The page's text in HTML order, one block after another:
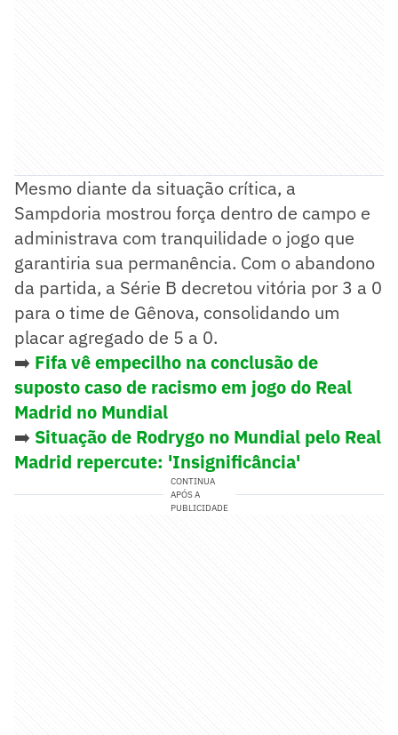
Mesmo diante da situação crítica, a
Sampdoria mostrou força dentro de campo e
administrava com tranquilidade o jogo que
garantiria sua permanência. Com o abandono
da partida, a Série B decretou vitória por 3 a 0
para o time de Gênova, consolidando um
placar agregado de 5 a 0.
➡️ Fifa vê empecilho na conclusão de
suposto caso de racismo em jogo do Real
Madrid no Mundial
➡️ Situação de Rodrygo no Mundial pelo Real
Madrid repercute: 'Insignificância'
CONTINUA
APÓS A
PUBLICIDADE